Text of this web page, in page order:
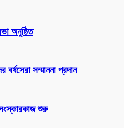
অনুষ্ঠিত
বর্ষসেরা সম্মাননা প্রদান
শুরু